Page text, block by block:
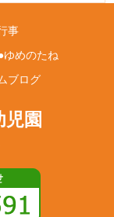
事
ゆめのたね
ブログ
園